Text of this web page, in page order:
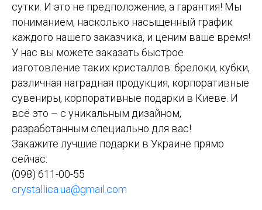
сутки. И это не предположение, а гарантия! Мы
пониманием, насколько насыщенный график
каждого нашего заказчика, и ценим ваше время!
У нас вы можете заказать быстрое
изготовление таких кристаллов: брелоки, кубки,
различная наградная продукция, корпоративные
сувениры, корпоративные подарки в Киеве. И
всё это – с уникальным дизайном,
разработанным специально для вас!
Закажите лучшие подарки в Украине прямо
сейчас:
(098) 611-00-55
crystallica.ua@gmail.com